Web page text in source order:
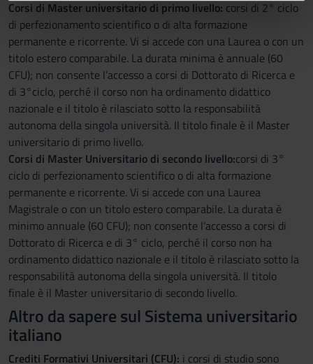
informazioni sul modo in cui utilizzi il nostro sito con i
nostri partner che si occupano di analisi dei dati web,
pubblicità e social media, i quali potrebbero combinarle
con altre informazioni che hai fornito loro o che hanno
raccolto dal tuo utilizzo dei loro servizi.
Corsi di Master universitario di primo livello: corsi di 2° ciclo
di perfezionamento scientifico o di alta formazione
permanente e ricorrente. Vi si accede con una Laurea o con un
titolo estero comparabile. La durata minima è annuale (60
CFU); non consente l’accesso a corsi di Dottorato di Ricerca e
di 3°ciclo, perché il corso non ha ordinamento didattico
nazionale e il titolo è rilasciato sotto la responsabilità
autonoma della singola università. Il titolo finale è il Master
universitario di primo livello.
Corsi di Master Universitario di secondo livello:corsi di 3°
ciclo di perfezionamento scientifico o di alta formazione
permanente e ricorrente. Vi si accede con una Laurea
Magistrale o con un titolo estero comparabile. La durata è
minimo annuale (60 CFU); non consente l’accesso a corsi di
Dottorato di Ricerca e di 3° ciclo, perché il corso non ha
ordinamento didattico nazionale e il titolo è rilasciato sotto la
responsabilità autonoma della singola università. Il titolo
finale è il Master universitario di secondo livello.
Altro da sapere sul Sistema universitario
italiano
Crediti Formativi Universitari (CFU): i corsi di studio sono